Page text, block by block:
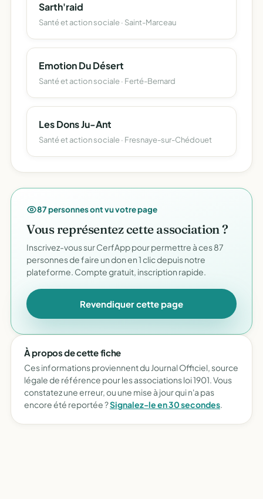
Sarth'raid
Santé et action sociale · Saint-Marceau
Emotion Du Désert
Santé et action sociale · Ferté-Bernard
Les Dons Ju-Ant
Santé et action sociale · Fresnaye-sur-Chédouet
87 personnes ont vu votre page
Vous représentez cette association ?
Inscrivez-vous sur CerfApp pour permettre à ces 87
personnes de faire un don en 1 clic depuis notre
plateforme. Compte gratuit, inscription rapide.
Revendiquer cette page
À propos de cette fiche
Ces informations proviennent du Journal Officiel, source
légale de référence pour les associations loi 1901. Vous
constatez une erreur, ou une mise à jour qui n'a pas
encore été reportée ?Signalez-le en 30 secondes.